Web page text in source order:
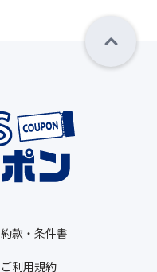
約款・条件書
ご利用規約